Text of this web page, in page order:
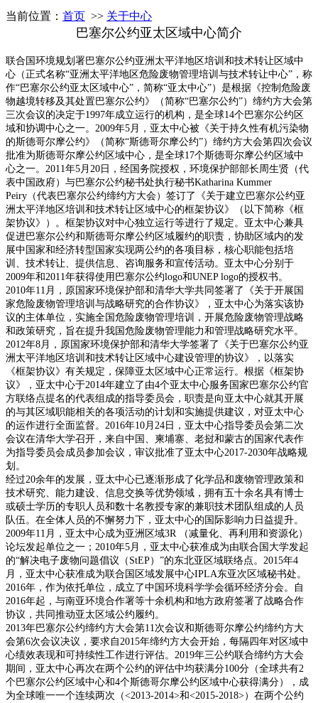
当前位置： 首页 >> 关于中心
巴塞尔公约亚太区域中心简介
联合国环境规划署巴塞尔公约亚洲太平洋地区培训和技术转让区域中
心（正式名称“亚洲太平洋地区危险废物管理培训与技术转让中心”，称
作“巴塞尔公约亚太区域中心”，简称“亚太中心”）是根据《控制危险废
物越境转移及其处置巴塞尔公约》（简称“巴塞尔公约”）缔约方大会第
三次会议的决定于1997年成立运行的机构，是全球14个巴塞尔公约区
域和协调中心之一。2009年5月，亚太中心被《关于持久性有机污染物
的斯德哥尔摩公约》（简称“斯德哥尔摩公约”）缔约方大会第四次会议
批准为斯德哥尔摩公约区域中心，是全球17个斯德哥尔摩公约区域中
心之一。2011年5月20日，经国务院授权，环境保护部部长周生贤（代
表中国政府）与巴塞尔公约秘书处执行秘书Katharina Kummer
Peiry（代表巴塞尔公约缔约方大会）签订了《关于建立巴塞尔公约亚
洲太平洋地区培训和技术转让区域中心的框架协议》（以下简称《框
架协议》）。框架协议对中心独立运行等进行了规定。亚太中心兼具
促进巴塞尔公约和斯德哥尔摩公约区域履约的职责，协助区域内的发
展中国家和经济转型国家实现两公约的各项目标，核心职能包括培
训、技术转让、提供信息、咨询服务和宣传活动。亚太中心分别于
2009年和2011年获得使用巴塞尔公约logo和UNEP logo的授权书。
2010年11月，原国家环境保护部和清华大学共同签署了《关于开展国
家危险废物管理培训与战略研究的合作协议》，亚太中心为落实该协
议的主体单位，实施全国危险废物管理培训，开展危险废物管理战略
和政策研究，旨在提升我国危险废物管理能力和管理战略研究水平。
2012年8月，原国家环境保护部和清华大学签署了《关于巴塞尔公约亚
洲太平洋地区培训和技术转让区域中心建设管理的协议》，以落实
《框架协议》有关规定，保障亚太区域中心正常运行。根据《框架协
议》，亚太中心于2014年建立了由4个亚太中心服务国家巴塞尔公约官
方联络点提名的代表组成的指导委员会，职责是向亚太中心就其开展
的与其区域职能相关的各项活动的计划和实施提供建议，对亚太中心
的运作进行全面监督。2016年10月24日，亚太中心指导委员会第二次
会议在清华大学召开，来自中国、柬埔寨、老挝和蒙古的国家代表作
为指导委员会成员参加会议，审议批准了亚太中心2017-2030年战略规
划。
经过20余年的发展，亚太中心已逐渐形成了化学品和废物管理政策和
技术研究、能力建设、信息交换等优势领域，拥有五十余名具有博士
或硕士学历的专职人员和数十名教授专家的兼职技术团队组成的人员
队伍。在全体人员的不懈努力下，亚太中心的国际影响力日益提升。
2009年11月，亚太中心成为亚洲区域3R （减量化、再利用和资源化）
论坛发起单位之一；2010年5月，亚太中心获准成为由联合国大学发起
的“解决电子废物问题倡议（StEP）”的东北亚区域联络点。2015年4
月，亚太中心获准成为联合国区域发展中心IPLA东亚次区域秘书处。
2016年，作为依托单位，成立了中国环境科学学会循环经济分会。自
2016年起，与南亚环境合作署等十余机构和地方政府签署了战略合作
协议，共同推动亚太区域公约履约。
2013年巴塞尔公约缔约方大会第11次会议和斯德哥尔摩公约缔约方大
会第6次会议决议，要求自2015年缔约方大会开始，每隔四年对区域中
心绩效表现和可持续性工作进行评估。2019年三公约联合缔约方大会
期间，亚太中心再次在两个公约的评估中均获满分100分（全球共有2
个巴塞尔公约区域中心和4个斯德哥尔摩公约区域中心获得满分），成
为全球唯一一个连续两次（<2013-2014>和<2015-2018>）在两个公约